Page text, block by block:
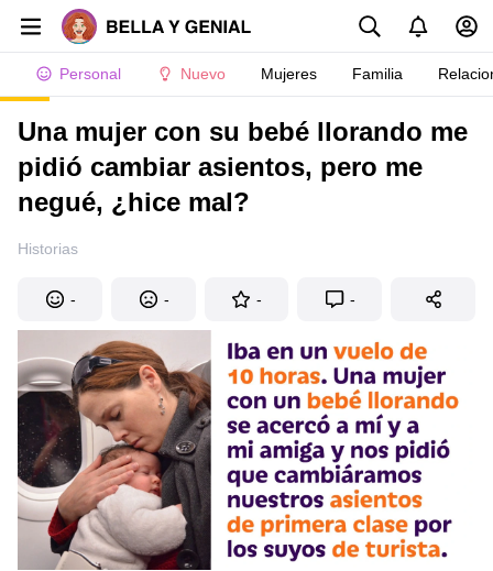
Personal Nuevo Mujeres Familia
Una mujer con su bebé llorando me
pidió cambiar asientos, pero me
negué, ¿hice mal?
Historias
- - - -